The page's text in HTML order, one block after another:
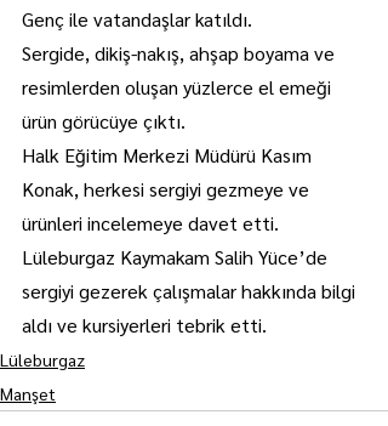
Genç ile vatandaşlar katıldı.
Sergide, dikiş-nakış, ahşap boyama ve
resimlerden oluşan yüzlerce el emeği
ürün görücüye çıktı.
Halk Eğitim Merkezi Müdürü Kasım
Konak, herkesi sergiyi gezmeye ve
ürünleri incelemeye davet etti.
Lüleburgaz Kaymakam Salih Yüce’de
sergiyi gezerek çalışmalar hakkında bilgi
aldı ve kursiyerleri tebrik etti.
Lüleburgaz
Manşet